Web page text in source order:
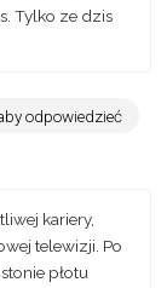
Tylko ze dzis
odpowiedzieć
kariery,
telewizji. Po
płotu